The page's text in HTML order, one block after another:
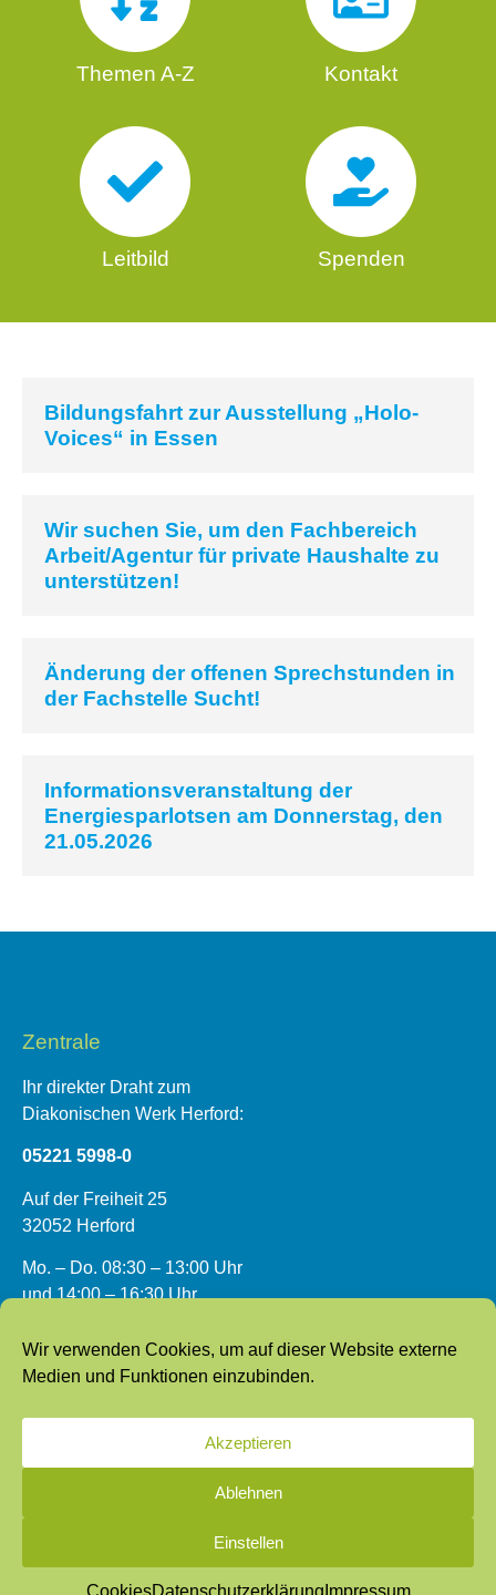
Wir verwenden Cookies, um auf dieser Website externe
Medien und Funktionen einzubinden.
Akzeptieren
Ablehnen
Einstellen
CookiesDatenschutzerklärung Impressum
Themen A-Z Kontakt
Leitbild Spenden
Bildungsfahrt zur Ausstellung „Holo-
Voices“ in Essen
Wir suchen Sie, um den Fachbereich
Arbeit/Agentur für private Haushalte zu
unterstützen!
Änderung der offenen Sprechstunden in
der Fachstelle Sucht!
Informationsveranstaltung der
Energiesparlotsen am Donnerstag, den
21.05.2026
Zentrale
Ihr direkter Draht zum
Diakonischen Werk Herford:
05221 5998-0
Auf der Freiheit 25
32052 Herford
Mo. – Do. 08:30 – 13:00 Uhr
und 14:00 – 16:30 Uhr
Datenschutz Cookies